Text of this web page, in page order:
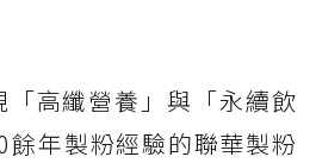
高纖營養」與「永續飲
餘年製粉經驗的聯華製粉